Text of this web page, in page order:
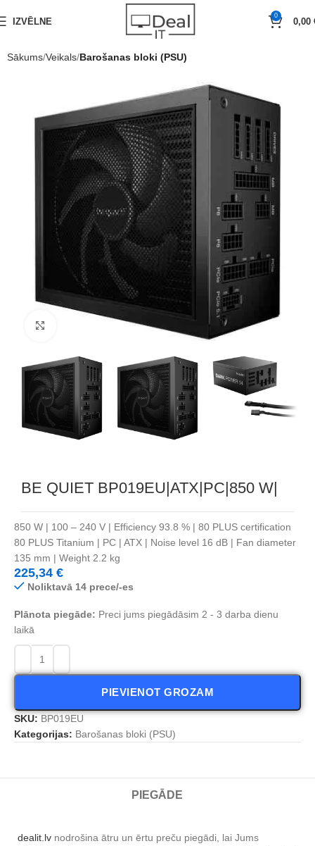
IZVĒLNE
0
0,00
Sākums Veikals Barošanas bloki (PSU)
Noklikšķiniet, lai palielinātu
BE QUIET BP019EU|ATX|PC|850 W|
850 W | 100 – 240 V | Efficiency 93.8 % | 80 PLUS certification
80 PLUS Titanium | PC | ATX | Noise level 16 dB | Fan diameter
135 mm | Weight 2.2 kg
225,34 €
Noliktavā 14 prece/-es
Plānota piegāde: Preci jums piegādāsim 2 - 3 darba dienu
laikā
PIEVIENOT GROZAM
SKU: BP019EU
Kategorijas: Barošanas bloki (PSU)
PIEGĀDE
dealit.lv nodrošina ātru un ērtu preču piegādi, lai Jums